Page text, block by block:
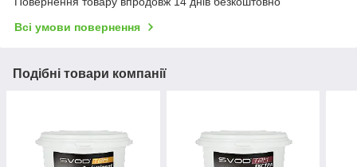
Всі умови повернення
Подібні товари компанії